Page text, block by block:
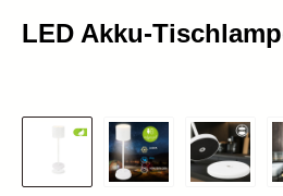
LED Akku-
Bildergalerie überspringen